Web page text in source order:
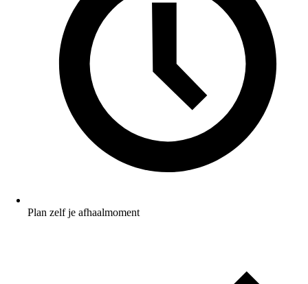
Plan zelf je afhaalmoment